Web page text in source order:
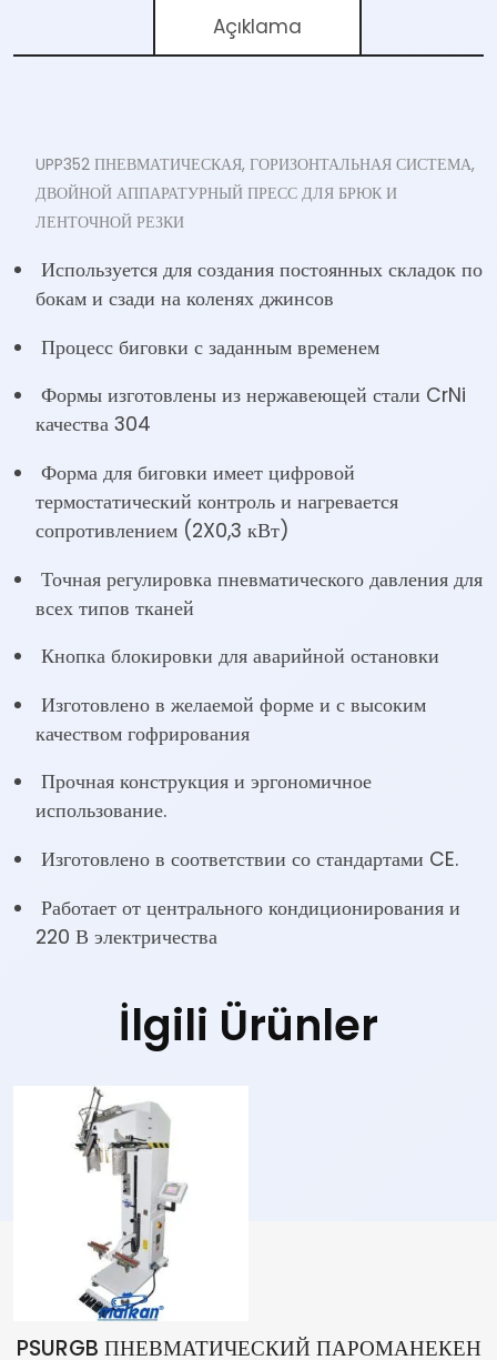
Açıklama
UPP352 ПНЕВМАТИЧЕСКАЯ, ГОРИЗОНТАЛЬНАЯ СИСТЕМА,
ДВОЙНОЙ АППАРАТУРНЫЙ ПРЕСС ДЛЯ БРЮК И
ЛЕНТОЧНОЙ РЕЗКИ
Используется для создания постоянных складок по
бокам и сзади на коленях джинсов
Процесс биговки с заданным временем
Формы изготовлены из нержавеющей стали CrNi
качества 304
Форма для биговки имеет цифровой
термостатический контроль и нагревается
сопротивлением (2X0,3 кВт)
Точная регулировка пневматического давления для
всех типов тканей
Кнопка блокировки для аварийной остановки
Изготовлено в желаемой форме и с высоким
качеством гофрирования
Прочная конструкция и эргономичное
использование.
Изготовлено в соответствии со стандартами CE.
Работает от центрального кондиционирования и
220 В электричества
İlgili Ürünler
PSURGB ПНЕВМАТИЧЕСКИЙ ПАРОМАНЕКЕН